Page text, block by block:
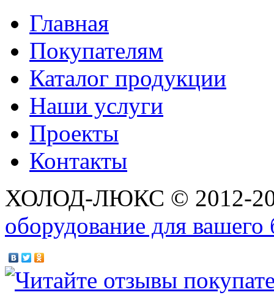
Главная
Покупателям
Каталог продукции
Наши услуги
Проекты
Контакты
ХОЛОД-ЛЮКС © 2012-
оборудование для вашего